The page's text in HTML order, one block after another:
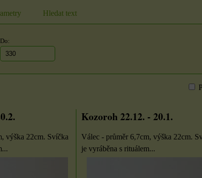
Hledat text
Do:
výška 22cm. Svíčka
Kozoroh 22.12. - 20.1.
Válec - průměr 6,7cm, výška 22cm.
je vyráběna s rituálem...